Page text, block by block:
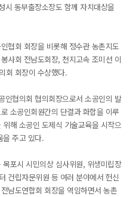
동부출장소장도 함께 자치대상을
협회 회장을 비롯해 정수관 농촌지도
사회 전남도회장, 천지고속 조미선 이
회 회장이 수상했다.
인협의회 협의회장으로서 소공인의 발
소공인회원간의 단결과 화합을 이루
해 소공인 도제식 기술교육을 시작으
을 주고 있다.
포시 시민의상 심사위원, 위생미립장
건립자문위원 등 여러 분야에서 헌신
남도연합회 회장을 역임하면서 농촌